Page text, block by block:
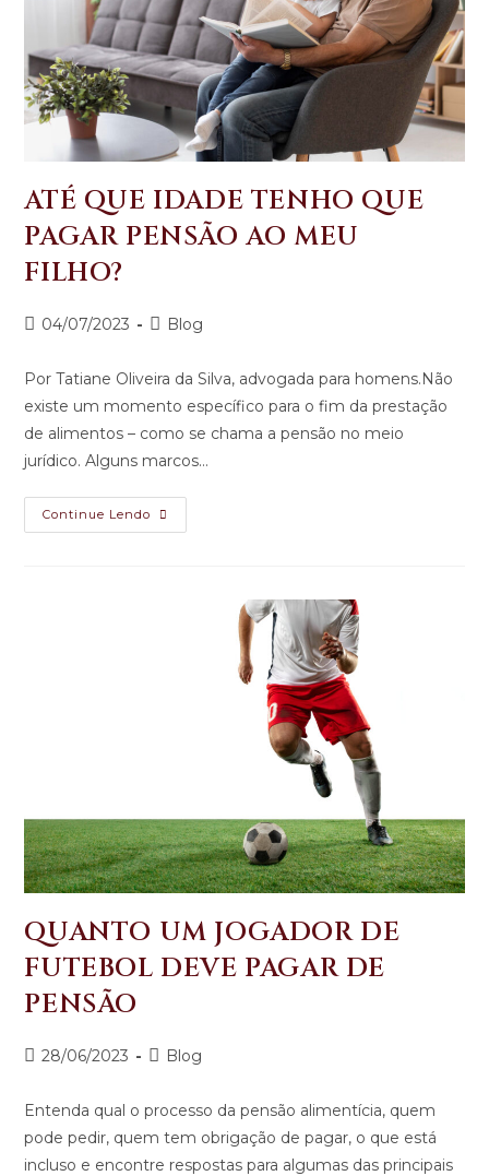
ATÉ QUE IDADE TENHO QUE
PAGAR PENSÃO AO MEU
FILHO?
04/07/2023 Blog
Por Tatiane Oliveira da Silva, advogada para homens.Não
existe um momento específico para o fim da prestação
de alimentos – como se chama a pensão no meio
jurídico. Alguns marcos…
Continue Lendo
QUANTO UM JOGADOR DE
FUTEBOL DEVE PAGAR DE
PENSÃO
28/06/2023 Blog
Entenda qual o processo da pensão alimentícia, quem
pode pedir, quem tem obrigação de pagar, o que está
incluso e encontre respostas para algumas das principais